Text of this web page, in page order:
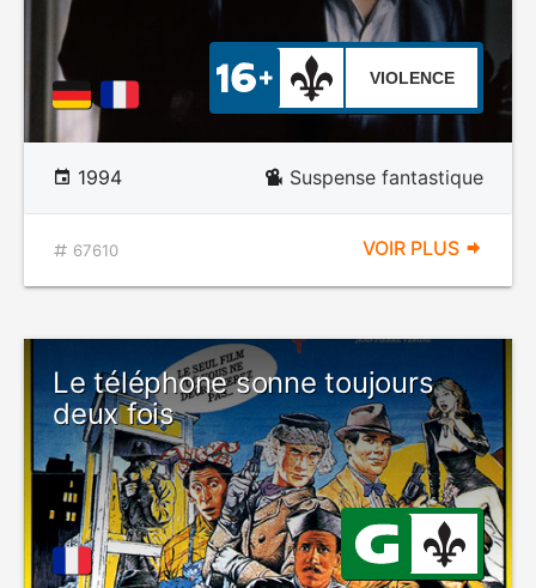
VIOLENCE
1994 Suspense fantastique
67610 VOIR PLUS
Le téléphone sonne toujours
deux fois